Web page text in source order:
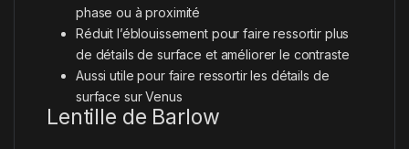
phase ou à proximité
Réduit l’éblouissement pour faire ressortir plus
de détails de surface et améliorer le contraste
Aussi utile pour faire ressortir les détails de
surface sur Venus
Lentille de Barlow